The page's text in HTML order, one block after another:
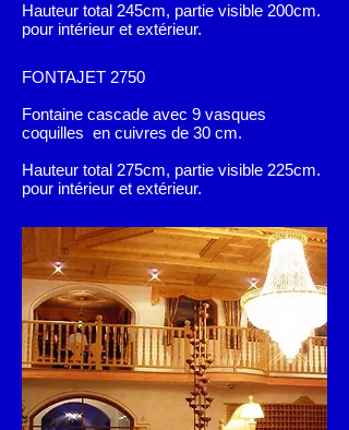
Hauteur total 245cm, partie visible 200cm.
pour intérieur et extérieur.
FONTAJET 2750
Fontaine cascade avec 9 vasques
coquilles en cuivres de 30 cm.
Hauteur total 275cm, partie visible 225cm.
pour intérieur et extérieur.